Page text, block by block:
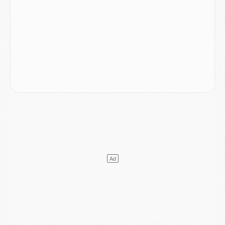
- Un hommage prévu lors de Brest/PSG